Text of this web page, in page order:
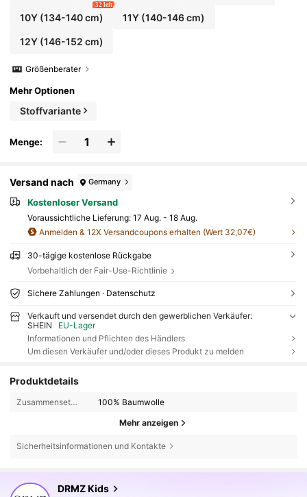
10Y(134-140 cm)
32 left
11Y (140-146 cm)
12Y(146-152 cm)
Größenberater
Mehr Optionen
Stoffvariante
Menge:
Versand nach Germany
Kostenloser Versand
Voraussichtliche Lieferung: 17 Aug. - 18 Aug.
Anmelden & 12X Versandcoupons erhalten (Wert 32,07€)
30-tägige kostenlose Rückgabe
Vorbehaltlich der Fair-Use-Richtlinie
Sichere Zahlungen · Datenschutz
Verkauft und versendet durch den gewerblichen Verkäufer:
SHEIN
EU-Lager
Informationen und Pflichten des Händlers
Um diesen Verkäufer und/oder dieses Produkt zu melden
Produktdetails
Zusammensetzung: 100% Baumwolle
Mehr anzeigen
Sicherheitsinformationen und Kontakte
DRMZ Kids
k***4bezahlt